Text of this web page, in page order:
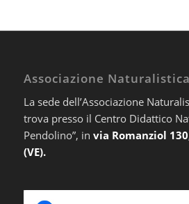
Associazione
La sede dell’Associazione
trova presso il Centro Didattico
Pendolino”, in via Romanziol
(VE).